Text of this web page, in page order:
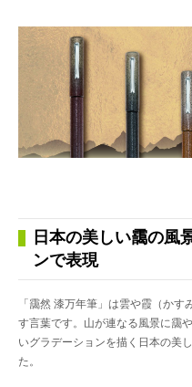
日本の美しい靄の風
ンで表現
「靄然 漆万年筆」は雲や霞（か
す言葉です。山が連なる風景に靄
いグラデーションを描く日本の美
た。